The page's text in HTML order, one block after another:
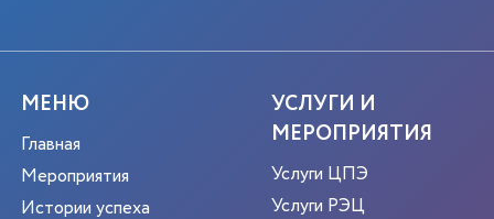
МЕНЮ
Главная
Мероприятия
Истории успеха
УСЛУГИ И
МЕРОПРИЯТИЯ
Услуги ЦПЭ
Услуги РЭЦ